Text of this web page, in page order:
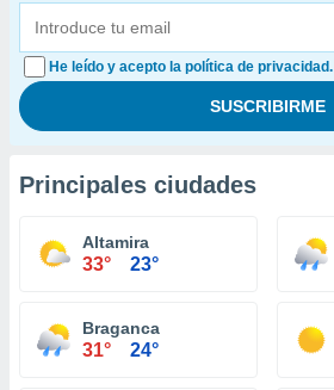
He leído y acepto la política de privacidad.
Principales ciudades
Altamira
33° 23°
Braganca
31° 24°